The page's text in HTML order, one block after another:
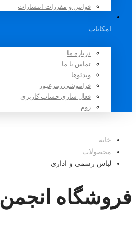
قوانین و مقررات انتشارات
امکانات
درباره ما
تماس با ما
ویدئوها
فراموشی رمزعبور
فعال سازی حساب کاربری
زوم
خانه
محصولات
لباس رسمی و اداری
فروشگاه انجمن